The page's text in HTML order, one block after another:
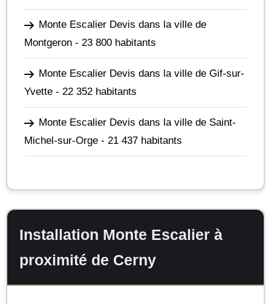
Monte Escalier Devis dans la ville de
Montgeron - 23 800 habitants
Monte Escalier Devis dans la ville de Gif-sur-
Yvette - 22 352 habitants
Monte Escalier Devis dans la ville de Saint-
Michel-sur-Orge - 21 437 habitants
Installation Monte Escalier à
proximité de Cerny